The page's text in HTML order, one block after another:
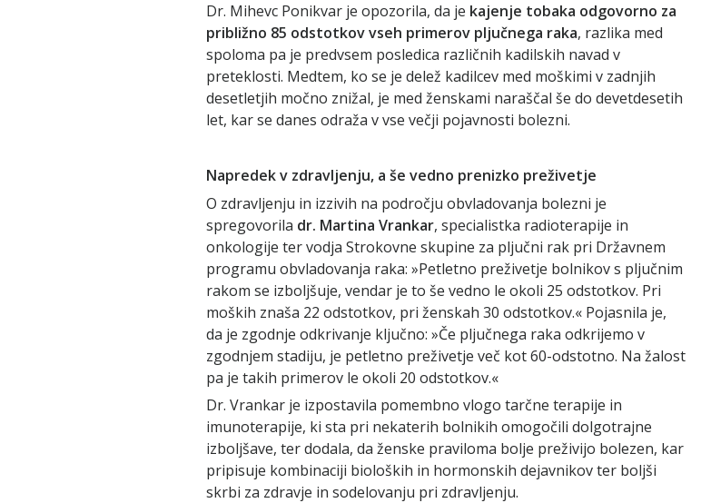
Dr. Mihevc Ponikvar je opozorila, da je kajenje tobaka odgovorno za
približno 85 odstotkov vseh primerov pljučnega raka, razlika med
spoloma pa je predvsem posledica različnih kadilskih navad v
preteklosti. Medtem, ko se je delež kadilcev med moškimi v zadnjih
desetletjih močno znižal, je med ženskami naraščal še do devetdesetih
let, kar se danes odraža v vse večji pojavnosti bolezni.
Napredek v zdravljenju, a še vedno prenizko preživetje
O zdravljenju in izzivih na področju obvladovanja bolezni je
spregovorila dr. Martina Vrankar, specialistka radioterapije in
onkologije ter vodja Strokovne skupine za pljučni rak pri Državnem
programu obvladovanja raka: »Petletno preživetje bolnikov s pljučnim
rakom se izboljšuje, vendar je to še vedno le okoli 25 odstotkov. Pri
moških znaša 22 odstotkov, pri ženskah 30 odstotkov.« Pojasnila je,
da je zgodnje odkrivanje ključno: »Če pljučnega raka odkrijemo v
zgodnjem stadiju, je petletno preživetje več kot 60-odstotno. Na žalost
pa je takih primerov le okoli 20 odstotkov.«
Dr. Vrankar je izpostavila pomembno vlogo tarčne terapije in
imunoterapije, ki sta pri nekaterih bolnikih omogočili dolgotrajne
izboljšave, ter dodala, da ženske praviloma bolje preživijo bolezen, kar
pripisuje kombinaciji bioloških in hormonskih dejavnikov ter boljši
skrbi za zdravje in sodelovanju pri zdravljenju.